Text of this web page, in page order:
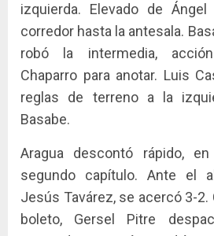
izquierda. Elevado de
corredor hasta la antesala.
robó la intermedia,
Chaparro para anotar. Luis
reglas de terreno a la
Basabe.
Aragua descontó rápido,
segundo capítulo. Ante el
Jesús Tavárez, se acercó 3-
boleto, Gersel Pitre